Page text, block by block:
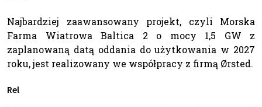
Najbardziej zaawansowany projekt, czyli Morska
Farma Wiatrowa Baltica 2 o mocy 1,5 GW z
zaplanowaną datą oddania do użytkowania w 2027
roku, jest realizowany we współpracy z firmą Ørsted.
Rel